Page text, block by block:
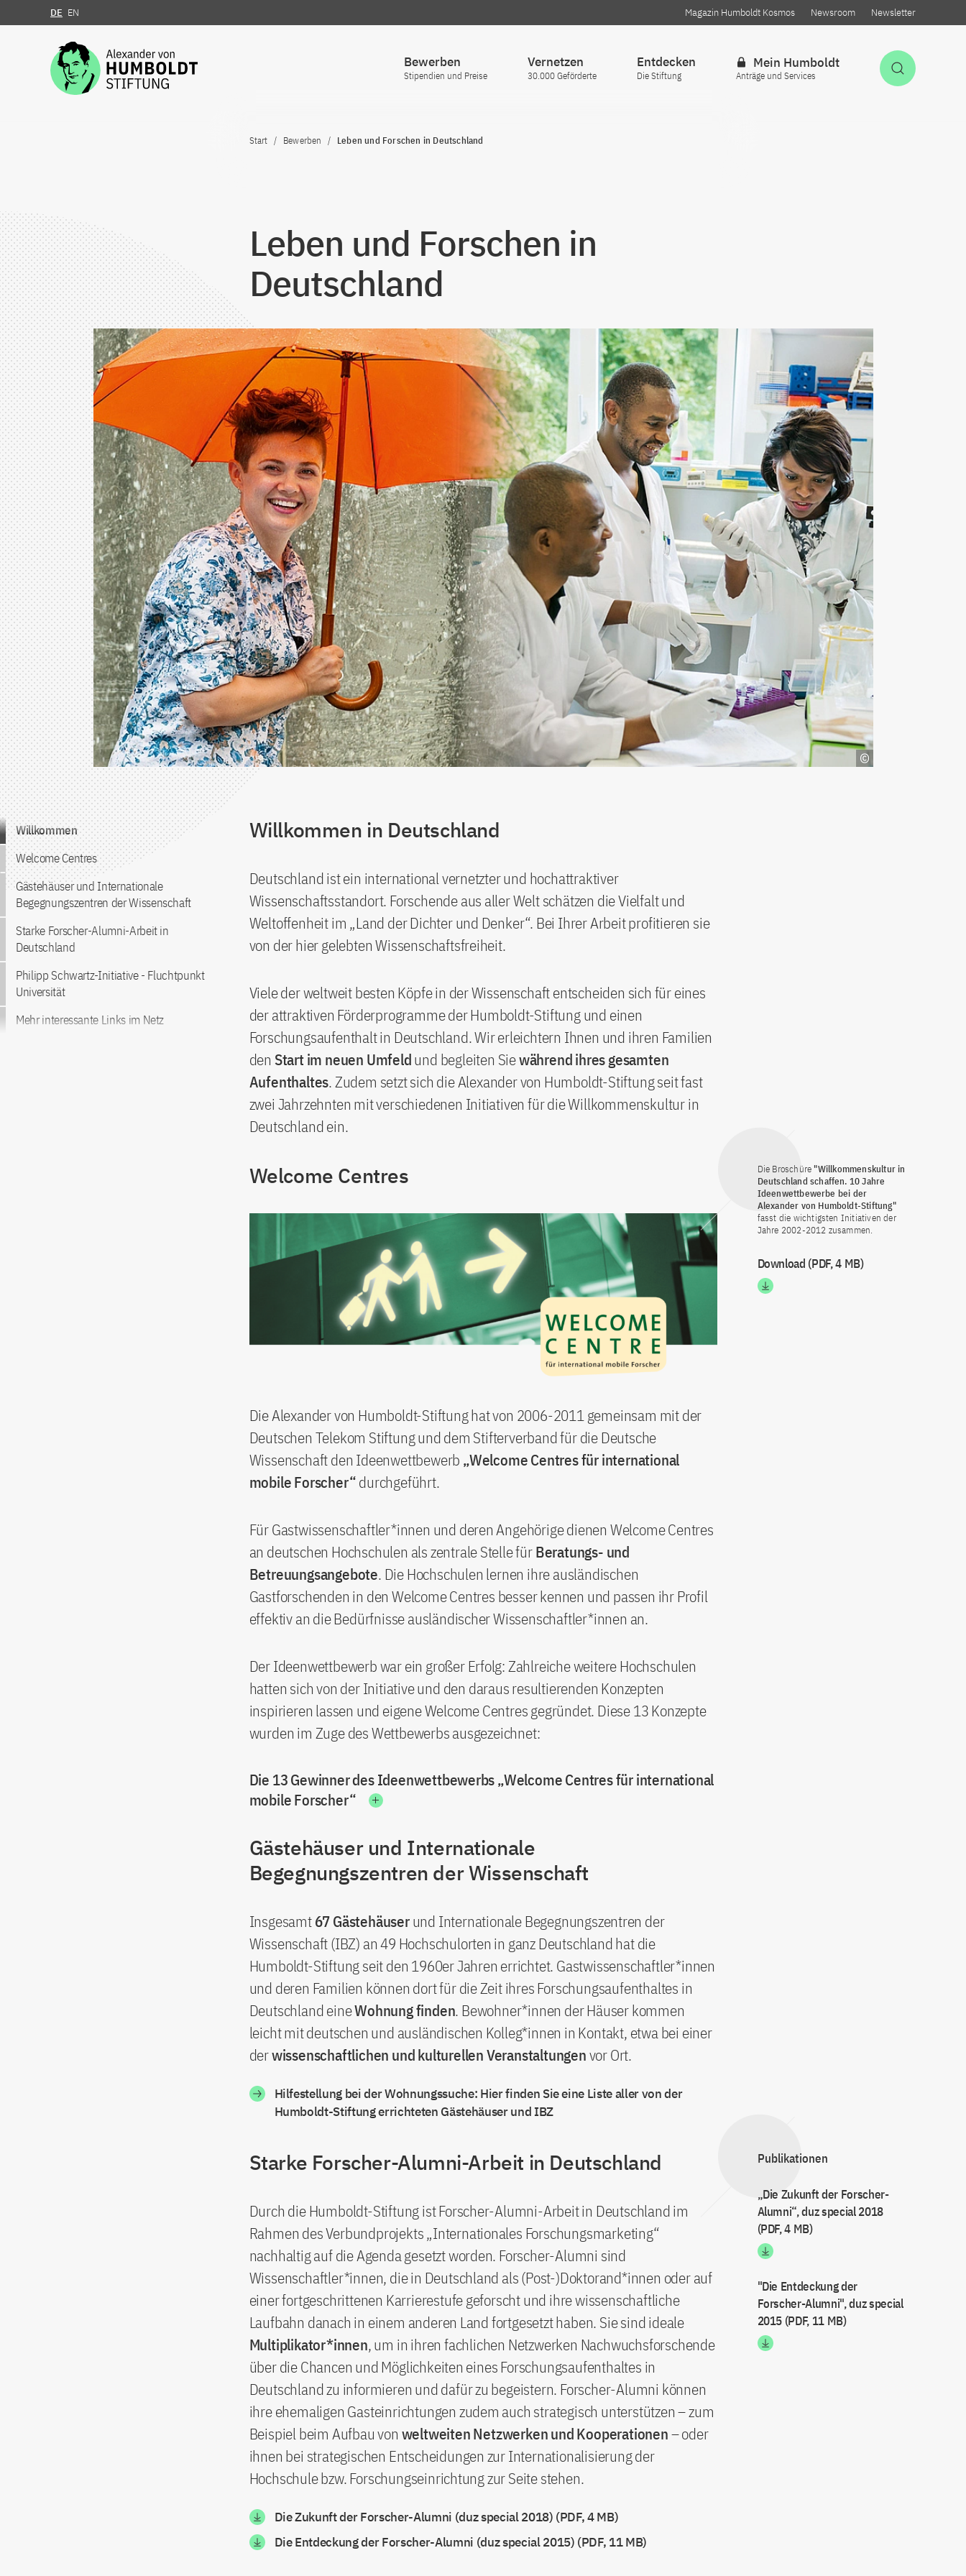
Zum Inhalt springen
DE EN Magazin Humboldt Kosmos Newsroom Newsletter
Bewerben
Stipendien und Preise
Vernetzen
30.000 Geförderte
Entdecken
Die Stiftung
Mein Humboldt
Anträge und Services
Start Bewerben Leben und Forschen in Deutschland
Leben und Forschen in
Deutschland
Zum Inhalt springen
Willkommen
Welcome Centres
Gästehäuser und Internationale
Begegnungszentren der Wissenschaft
Starke Forscher-Alumni-Arbeit in
Deutschland
Philipp Schwartz-Initiative - Fluchtpunkt
Universität
Mehr interessante Links im Netz
Willkommen in Deutschland
Deutschland ist ein international vernetzter und hochattraktiver
Wissenschaftsstandort. Forschende aus aller Welt schätzen die Vielfalt und
Weltoffenheit im „Land der Dichter und Denker“. Bei Ihrer Arbeit profitieren sie
von der hier gelebten Wissenschaftsfreiheit.
Viele der weltweit besten Köpfe in der Wissenschaft entscheiden sich für eines
der attraktiven Förderprogramme der Humboldt-Stiftung und einen
Forschungsaufenthalt in Deutschland. Wir erleichtern Ihnen und ihren Familien
den Start im neuen Umfeldund begleiten Siewährend ihres gesamten
Aufenthaltes. Zudem setzt sich die Alexander von Humboldt-Stiftung seit fast
zwei Jahrzehnten mit verschiedenen Initiativen für die Willkommenskultur in
Deutschland ein.
Die Broschüre "Willkommenskultur in
Deutschland schaffen. 10 Jahre
Ideenwettbewerbe bei der
Alexander von Humboldt-Stiftung"
fasst die wichtigsten Initiativen der
Jahre 2002-2012 zusammen.
Download (PDF, 4 MB)
Welcome Centres
Die Alexander von Humboldt-Stiftung hat von 2006-2011 gemeinsam mit der
Deutschen Telekom Stiftung und dem Stifterverband für die Deutsche
Wissenschaft den Ideenwettbewerb „Welcome Centres für international
mobile Forscher“durchgeführt.
Für Gastwissenschaftler*innen und deren Angehörige dienen Welcome Centres
an deutschen Hochschulen als zentrale Stelle fürBeratungs- und
Betreuungsangebote. Die Hochschulen lernen ihre ausländischen
Gastforschenden in den Welcome Centres besser kennen und passen ihr Profil
effektiv an die Bedürfnisse ausländischer Wissenschaftler*innen an.
Der Ideenwettbewerb war ein großer Erfolg: Zahlreiche weitere Hochschulen
hatten sich von der Initiative und den daraus resultierenden Konzepten
inspirieren lassen und eigene Welcome Centres gegründet. Diese 13 Konzepte
wurden im Zuge des Wettbewerbs ausgezeichnet:
Die 13 Gewinner des Ideenwettbewerbs „Welcome Centres für international
mobile Forscher“
Gästehäuser und Internationale
Begegnungszentren der Wissenschaft
Insgesamt67 Gästehäuserund Internationale Begegnungszentren der
Wissenschaft (IBZ) an 49 Hochschulorten in ganz Deutschland hat die
Humboldt-Stiftung seit den 1960er Jahren errichtet. Gastwissenschaftler*innen
und deren Familien können dort für die Zeit ihres Forschungsaufenthaltes in
Deutschland eineWohnung finden. Bewohner*innen der Häuser kommen
leicht mit deutschen und ausländischen Kolleg*innen in Kontakt, etwa bei einer
derwissenschaftlichen und kulturellen Veranstaltungenvor Ort.
Hilfestellung bei der Wohnungssuche: Hier finden Sie eine Liste aller von der
Humboldt-Stiftung errichteten Gästehäuser und IBZ
Publikationen
„Die Zukunft der Forscher-
Alumni“, duz special 2018
(PDF, 4 MB)
"Die Entdeckung der
Forscher-Alumni", duz special
2015 (PDF, 11 MB)
Starke Forscher-Alumni-Arbeit in Deutschland
Durch die Humboldt-Stiftung ist Forscher-Alumni-Arbeit in Deutschland im
Rahmen des Verbundprojekts „Internationales Forschungsmarketing“
nachhaltig auf die Agenda gesetzt worden. Forscher-Alumni sind
Wissenschaftler*innen, die in Deutschland als (Post-)Doktorand*innen oder auf
einer fortgeschrittenen Karrierestufe geforscht und ihre wissenschaftliche
Laufbahn danach in einem anderen Land fortgesetzt haben. Sie sind ideale
Multiplikator*innen, um in ihren fachlichen Netzwerken Nachwuchsforschende
über die Chancen und Möglichkeiten eines Forschungsaufenthaltes in
Deutschland zu informieren und dafür zu begeistern. Forscher-Alumni können
ihre ehemaligen Gasteinrichtungen zudem auch strategisch unterstützen – zum
Beispiel beim Aufbau von weltweiten Netzwerken und Kooperationen– oder
ihnen bei strategischen Entscheidungen zur Internationalisierung der
Hochschule bzw. Forschungseinrichtung zur Seite stehen.
Die Zukunft der Forscher-Alumni (duz special 2018) (PDF, 4 MB)
Die Entdeckung der Forscher-Alumni (duz special 2015) (PDF, 11 MB)